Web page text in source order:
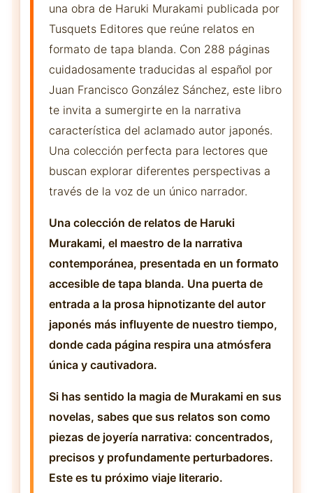
una obra de Haruki Murakami publicada por
Tusquets Editores que reúne relatos en
formato de tapa blanda. Con 288 páginas
cuidadosamente traducidas al español por
Juan Francisco González Sánchez, este libro
te invita a sumergirte en la narrativa
característica del aclamado autor japonés.
Una colección perfecta para lectores que
buscan explorar diferentes perspectivas a
través de la voz de un único narrador.
Una colección de relatos de Haruki
Murakami, el maestro de la narrativa
contemporánea, presentada en un formato
accesible de tapa blanda. Una puerta de
entrada a la prosa hipnotizante del autor
japonés más influyente de nuestro tiempo,
donde cada página respira una atmósfera
única y cautivadora.
Si has sentido la magia de Murakami en sus
novelas, sabes que sus relatos son como
piezas de joyería narrativa: concentrados,
precisos y profundamente perturbadores.
Este es tu próximo viaje literario.